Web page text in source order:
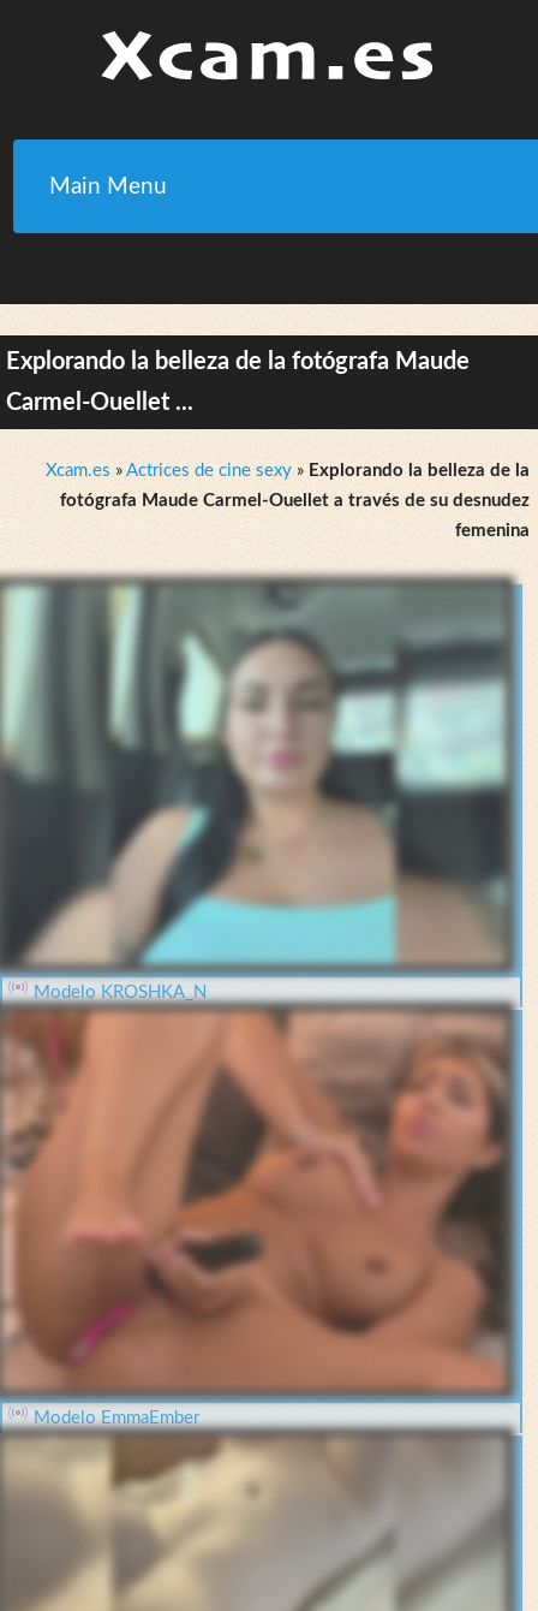
Main Menu
Explorando la belleza de la fotógrafa Maude
Carmel-Ouellet ...
Xcam.es » Actrices de cine sexy » Explorando la belleza de la
fotógrafa Maude Carmel-Ouellet a través de su desnudez
femenina
Modelo KROSHKA_N
Modelo EmmaEmber